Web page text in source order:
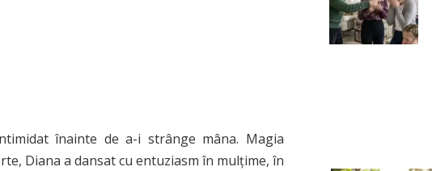
înainte de a-i strânge mâna. Magia
Diana a dansat cu entuziasm în mulțime, în